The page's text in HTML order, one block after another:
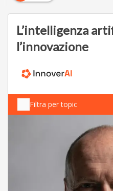
L’intelligenza
l’innovazione
Filtra per topic